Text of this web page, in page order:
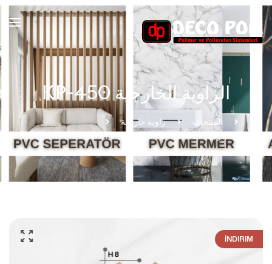
الزاوية الخارجية KP-450
المنتجات
زاوية خارجية
الزاوية الخارجية KP-450
İNDIRIM